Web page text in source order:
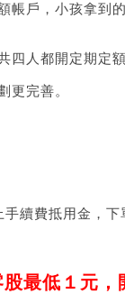
帳戶，小孩拿到
四人都開定期定
更完善。
續費抵用金，
最低１元，